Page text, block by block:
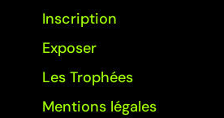
Inscription
Exposer
Les Trophées
Mentions légales